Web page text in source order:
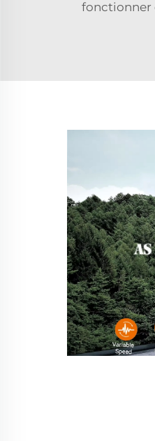
fonctionner